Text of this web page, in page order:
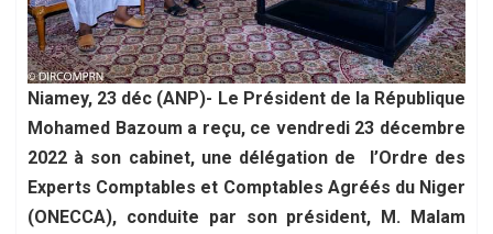
Niamey, 23 déc (ANP)- Le Président de la République
Mohamed Bazoum a reçu, ce vendredi 23 décembre
2022 à son cabinet, une délégation de l’Ordre des
Experts Comptables et Comptables Agréés du Niger
(ONECCA), conduite par son président, M. Malam